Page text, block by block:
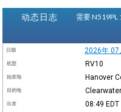
动态日志 需要
日期 2026年 07
机型 RV10
始发地 Hanover
目的地
出发 08:49 EDT